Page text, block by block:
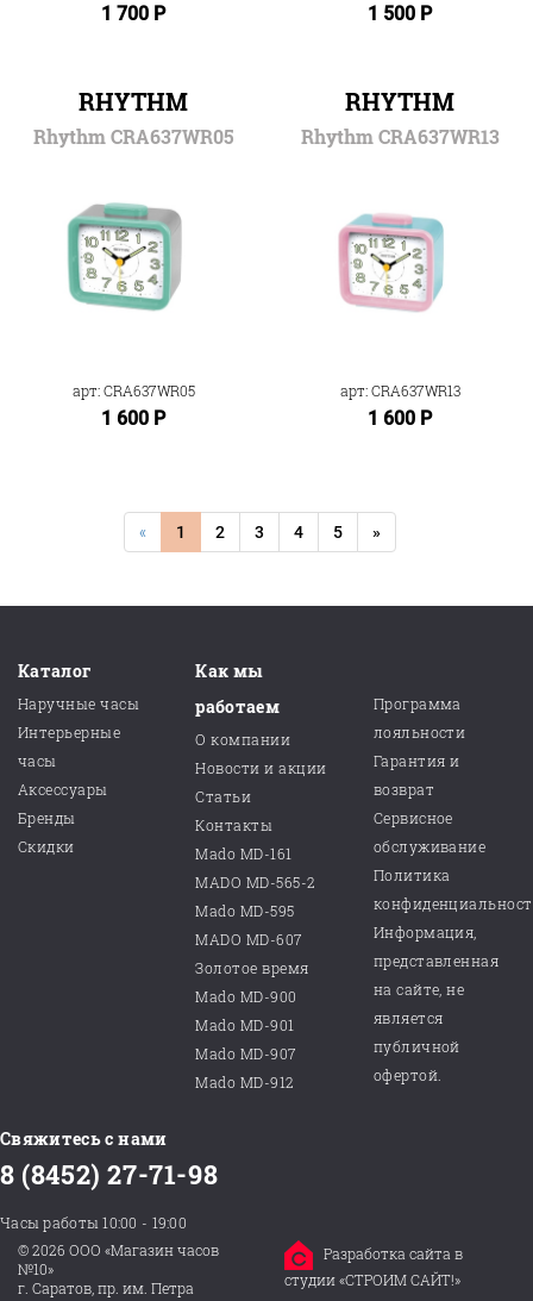
1 700 Р 1 500 Р
RHYTHM
Rhythm CRA637WR05
арт: CRA637WR05
1 600 Р
RHYTHM
Rhythm CRA637WR13
арт: CRA637WR13
1 600 Р
« 1 2 3 4 5 »
Каталог
Наручные часы
Интерьерные
часы
Аксессуары
Бренды
Скидки
Как мы
работаем
О компании
Новости и акции
Статьи
Контакты
Mado MD-161
MADO MD-565-2
Mado MD-595
MADO MD-607
Золотое время
Mado MD-900
Mado MD-901
Mado MD-907
Mado MD-912
Программа
лояльности
Гарантия и
возврат
Сервисное
обслуживание
Политика
Информация,
представленная
на сайте, не
является
публичной
офертой.
Свяжитесь с нами
8 (8452) 27-71-98
Часы работы 10:00 - 19:00
© 2026 ООО «Магазин часов
№10»
г. Саратов, пр. им. Петра
Разработка сайта в
студии «СТРОИМ САЙТ!»